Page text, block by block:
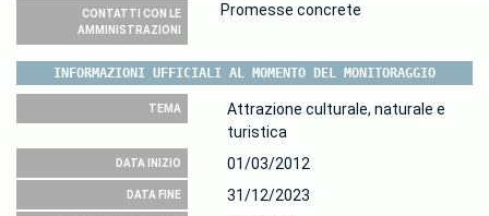
CONTATTI CON LE
AMMINISTRAZIONI
Promesse concrete
INFORMAZIONI UFFICIALI AL MOMENTO DEL MONITORAGGIO
TEMA
Attrazione culturale, naturale e
turistica
DATA INIZIO 01/03/2012
DATA FINE 31/12/2023